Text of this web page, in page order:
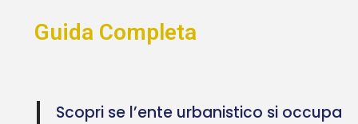
Guida Completa
Scopri se l’ente urbanistico si occupa